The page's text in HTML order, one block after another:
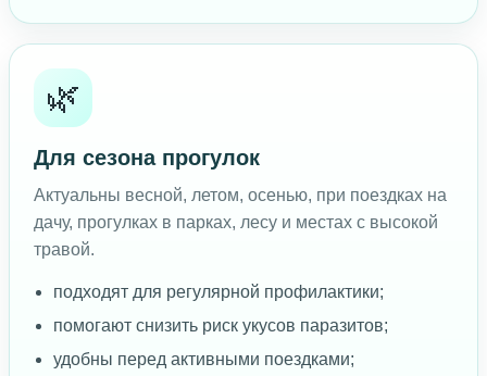
🌿
Для сезона прогулок
Актуальны весной, летом, осенью, при поездках на
дачу, прогулках в парках, лесу и местах с высокой
травой.
подходят для регулярной профилактики;
помогают снизить риск укусов паразитов;
удобны перед активными поездками;